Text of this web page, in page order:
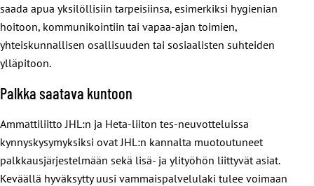
saada apua yksilöllisiin tarpeisiinsa, esimerkiksi hygienian
hoitoon, kommunikointiin tai vapaa-ajan toimien,
yhteiskunnallisen osallisuuden tai sosiaalisten suhteiden
ylläpitoon.
Palkka saatava kuntoon
Ammattiliitto JHL:n ja Heta-liiton tes-neuvotteluissa
kynnyskysymyksiksi ovat JHL:n kannalta muotoutuneet
palkkausjärjestelmään sekä lisä- ja ylityöhön liittyvät asiat.
Keväällä hyväksytty uusi vammaispalvelulaki tulee voimaan